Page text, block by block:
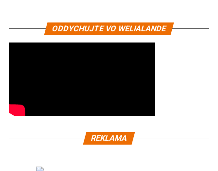
ODDYCHUJTE VO WELIALANDE
REKLAMA